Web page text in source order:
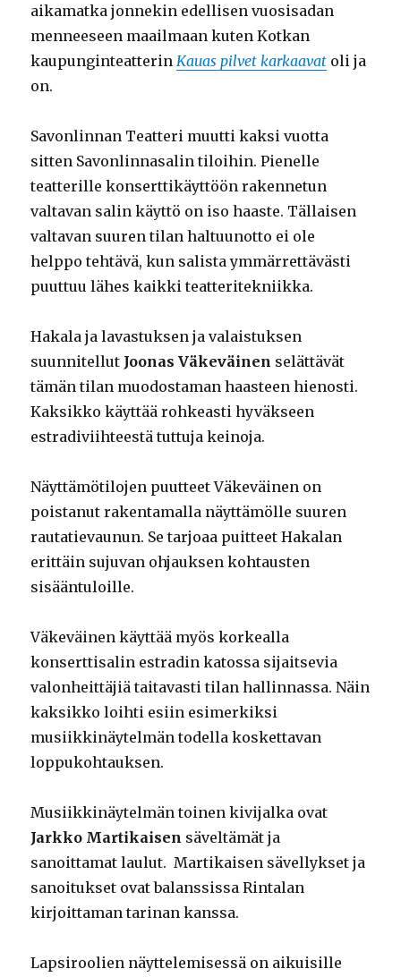
aikamatka jonnekin edellisen vuosisadan
menneeseen maailmaan kuten Kotkan
kaupunginteatterin Kauas pilvet karkaavat oli ja
on.
Savonlinnan Teatteri muutti kaksi vuotta
sitten Savonlinnasalin tiloihin. Pienelle
teatterille konserttikäyttöön rakennetun
valtavan salin käyttö on iso haaste. Tällaisen
valtavan suuren tilan haltuunotto ei ole
helppo tehtävä, kun salista ymmärrettävästi
puuttuu lähes kaikki teatteritekniikka.
Hakala ja lavastuksen ja valaistuksen
suunnitellut Joonas Väkeväinen selättävät
tämän tilan muodostaman haasteen hienosti.
Kaksikko käyttää rohkeasti hyväkseen
estradiviihteestä tuttuja keinoja.
Näyttämötilojen puutteet Väkeväinen on
poistanut rakentamalla näyttämölle suuren
rautatievaunun. Se tarjoaa puitteet Hakalan
erittäin sujuvan ohjauksen kohtausten
sisääntuloille.
Väkeväinen käyttää myös korkealla
konserttisalin estradin katossa sijaitsevia
valonheittäjiä taitavasti tilan hallinnassa. Näin
kaksikko loihti esiin esimerkiksi
musiikkinäytelmän todella koskettavan
loppukohtauksen.
Musiikkinäytelmän toinen kivijalka ovat
Jarkko Martikaisen säveltämät ja
sanoittamat laulut. Martikaisen sävellykset ja
sanoitukset ovat balanssissa Rintalan
kirjoittaman tarinan kanssa.
Lapsiroolien näyttelemisessä on aikuisille